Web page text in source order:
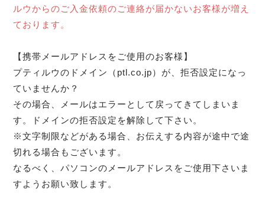
ルウからのご入金依頼のご連絡が届かないお客様が増え
ております。
【携帯メールアドレスをご使用のお客様】
プティルウのドメイン（ptl.co.jp）が、拒否設定になっ
ていませんか？
その場合、メールはエラーとして戻ってきてしまいま
す。ドメインの拒否設定を解除して下さい。
※文字制限などがある場合、お伝えする内容が途中で途
切れる場合もございます。
なるべく、パソコンのメールアドレスをご使用下さいま
すようお願い致します。